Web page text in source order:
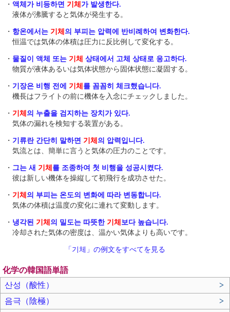
・ 액체가 비등하면 기체 가 발생한다.
液体が沸騰すると気体が発生する。
・ 항온에서는 기체 의 부피는 압력에 반비례하여 변화한다.
恒温では気体の体積は圧力に反比例して変化する。
・ 물질이 액체 또는 기체 상태에서 고체 상태로 응고하다.
物質が液体あるいは気体状態から固体状態に凝固する。
・ 기장은 비행 전에 기체 를 꼼꼼히 체크했습니다.
機長はフライトの前に機体を入念にチェックしました。
・ 기체 의 누출을 검지하는 장치가 있다.
気体の漏れを検知する装置がある。
・ 기류란 간단히 말하면 기체 의 압력입니다.
気流とは、簡単に言うと気体の圧力のことです。
・ 그는 새 기체 를 조종하여 첫 비행을 성공시켰다.
彼は新しい機体を操縦して初飛行を成功させた。
・ 기체 의 부피는 온도의 변화에 따라 변동합니다.
気体の体積は温度の変化に連れて変動します。
・ 냉각된 기체 의 밀도는 따뜻한 기체 보다 높습니다.
冷却された気体の密度は、温かい気体よりも高いです。
「기체」の例文をすべてを見る
化学の韓国語単語
산성（酸性）
>
음극（陰極）
>